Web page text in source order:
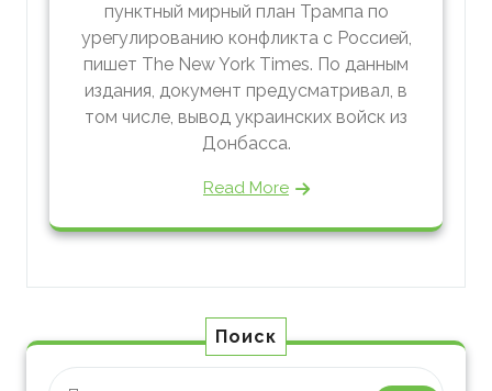
пунктный мирный план Трампа по
урегулированию конфликта с Россией,
пишет The New York Times. По данным
издания, документ предусматривал, в
том числе, вывод украинских войск из
Донбасса.
Read More
Поиск